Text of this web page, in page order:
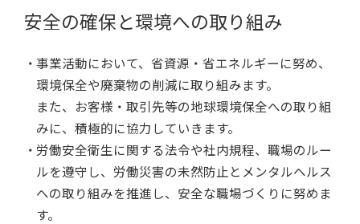
安全の確保と環境への取り組み
事業活動において、省資源・省エネルギーに努め、
環境保全や廃棄物の削減に取り組みます。
また、お客様・取引先等の地球環境保全への取り組
みに、積極的に協力していきます。
労働安全衛生に関する法令や社内規程、職場のルー
ルを遵守し、労働災害の未然防止とメンタルヘルス
への取り組みを推進し、安全な職場づくりに努めま
す。